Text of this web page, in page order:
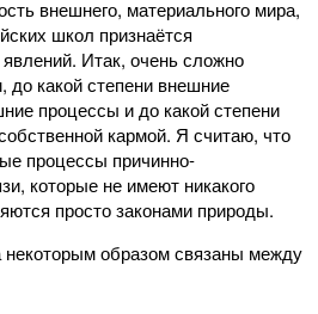
внешнего, материального мира,
школ признаётся
Итак, очень сложно
до какой степени внешние
процессы и до какой степени
кармой. Я считаю, что
процессы причинно-
которые не имеют никакого
просто законами природы.
образом связаны между